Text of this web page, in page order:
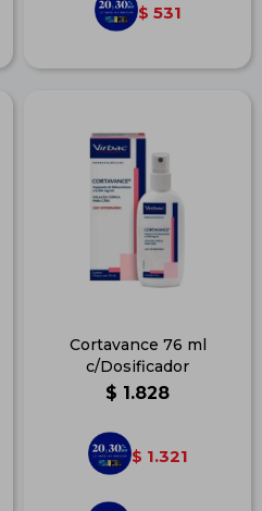
$ 531
Cortavance 76 ml
c/Dosificador
$ 1.828
$ 1.321